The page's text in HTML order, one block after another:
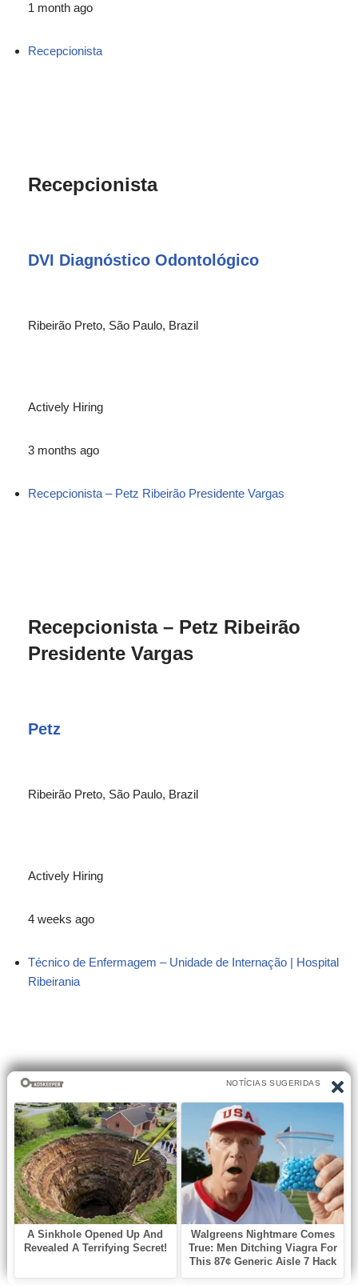
1 month ago
Recepcionista
Recepcionista
DVI Diagnóstico Odontológico
Ribeirão Preto, São Paulo, Brazil
Actively Hiring
3 months ago
Recepcionista – Petz Ribeirão Presidente Vargas
Recepcionista – Petz Ribeirão
Presidente Vargas
Petz
Ribeirão Preto, São Paulo, Brazil
Actively Hiring
4 weeks ago
Técnico de Enfermagem – Unidade de Internação | Hospital
Ribeirania
Técnico de Enfermagem –
Unidade de Internação | Hospital
Ribeirania
São Lucas Hospital